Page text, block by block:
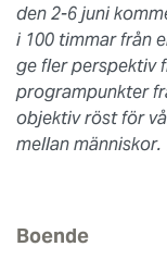
den 2-6 juni
i 100 timmar från
ge fler perspektiv
programpunkter
objektiv röst för
mellan människor.
Boende